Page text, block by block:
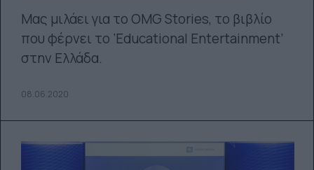
Μας μιλάει για το OMG Stories, το βιβλίο
που φέρνει το ‘Educational Entertainment’
στην Ελλάδα.
08.06.2020